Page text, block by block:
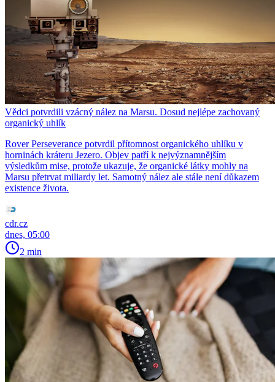
Vědci potvrdili vzácný nález na Marsu. Dosud nejlépe zachovaný
organický uhlík
Rover Perseverance potvrdil přítomnost organického uhlíku v
horninách kráteru Jezero. Objev patří k nejvýznamnějším
výsledkům mise, protože ukazuje, že organické látky mohly na
Marsu přetrvat miliardy let. Samotný nález ale stále není důkazem
existence života.
cdr.cz
dnes, 05:00
2 min